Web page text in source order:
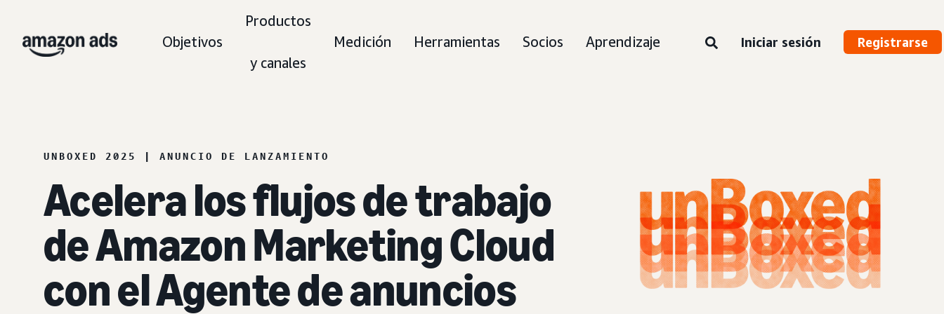
Objetivos
Productos
y canales
Medición Herramientas Socios Aprendizaje Iniciar sesión Registrarse
UNBOXED 2025 | ANUNCIO DE LANZAMIENTO
Acelera los flujos de trabajo
de Amazon Marketing Cloud
con el Agente de anuncios